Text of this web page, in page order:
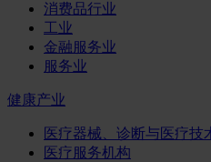
消费品行业
工业
金融服务业
服务业
健康产业
医疗器械、诊断与医疗技
医疗服务机构